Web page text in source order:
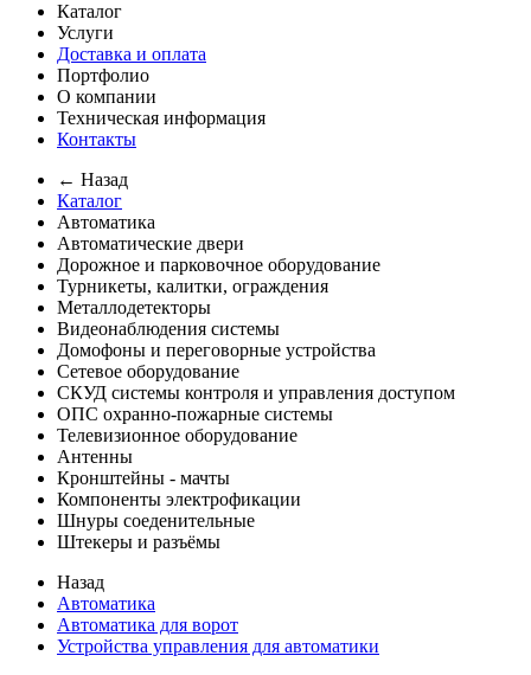
Каталог
Услуги
Доставка и оплата
Портфолио
О компании
Техническая информация
Контакты
← Назад
Каталог
Автоматика
Автоматические двери
Дорожное и парковочное оборудование
Турникеты, калитки, ограждения
Металлодетекторы
Видеонаблюдения cистемы
Домофоны и переговорные устройства
Сетевое оборудование
СКУД системы контроля и управления доступом
ОПС охранно-пожарные системы
Телевизионное оборудование
Антенны
Кронштейны - мачты
Компоненты электрофикации
Шнуры соеденительные
Штекеры и разъёмы
Назад
Автоматика
Автоматика для ворот
Устройства управления для автоматики